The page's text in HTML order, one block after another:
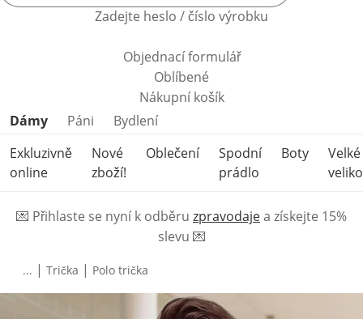
Zadejte heslo / číslo výrobku
Objednací formulář
Oblíbené
Nákupní košík
Přeskočit kategorie produktů
Dámy Páni
Bydlení
Exkluzivně
online
Nové
zboží!
Oblečení
Spodní
prádlo
Boty
Velké
💌 Přihlaste se nyní k odběru zpravodajea získejte 15%
slevu 💌
... | Trička | Polo trička